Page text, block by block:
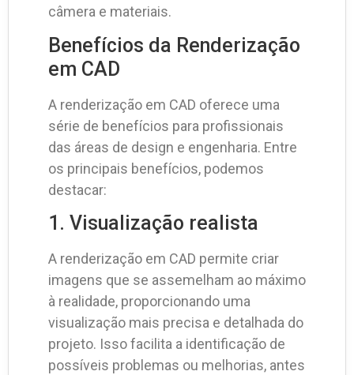
câmera e materiais.
Benefícios da Renderização
em CAD
A renderização em CAD oferece uma
série de benefícios para profissionais
das áreas de design e engenharia. Entre
os principais benefícios, podemos
destacar:
1. Visualização realista
A renderização em CAD permite criar
imagens que se assemelham ao máximo
à realidade, proporcionando uma
visualização mais precisa e detalhada do
projeto. Isso facilita a identificação de
possíveis problemas ou melhorias, antes